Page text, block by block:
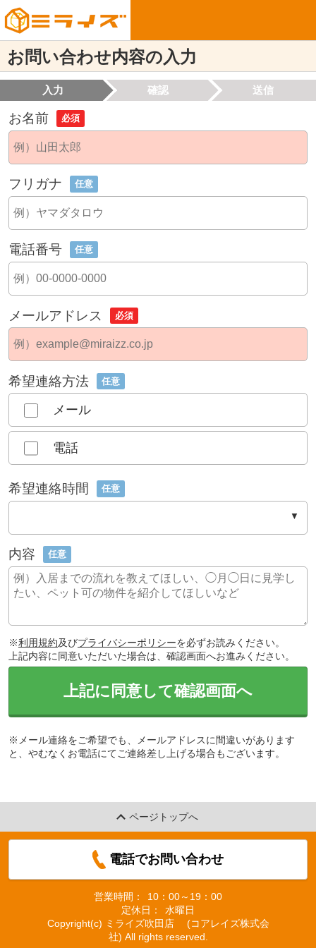
お問い合わせ内容の入力
入力 確認 送信
お名前 必須
フリガナ 任意
電話番号 任意
メールアドレス 必須
希望連絡方法 任意
メール
電話
希望連絡時間 任意
内容 任意
※利用規約及びプライバシーポリシーを必ずお読みください。
上記内容に同意いただいた場合は、確認画面へお進みください。
上記に同意して確認画面へ
※メール連絡をご希望でも、メールアドレスに間違いがあります
と、やむなくお電話にてご連絡差し上げる場合もございます。
ページトップへ
電話でお問い合わせ
営業時間：
10：00～19：00
定休日：
水曜日
Copyright(c) ミライズ吹田店 (コアレイズ株式会
社) All rights reserved.